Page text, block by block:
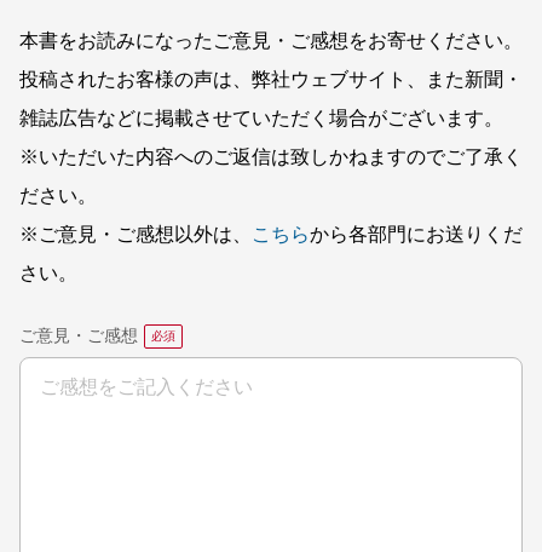
本書をお読みになったご意見・ご感想をお寄せください。
投稿されたお客様の声は、弊社ウェブサイト、また新聞・
雑誌広告などに掲載させていただく場合がございます。
※いただいた内容へのご返信は致しかねますのでご了承く
ださい。
※ご意見・ご感想以外は、
こちらから各部門にお送りくだ
さい。
ご意見・ご感想